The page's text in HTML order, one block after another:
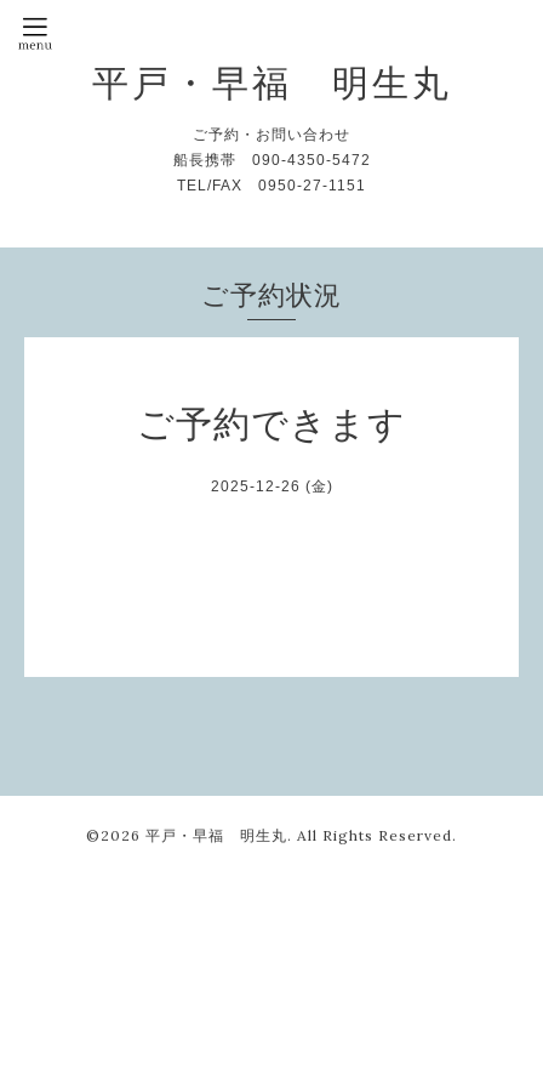
平戸・早福 明生丸
ご予約・お問い合わせ
船長携帯 090-4350-5472
TEL/FAX 0950-27-1151
ご予約状況
ご予約できます
2025-12-26 (金)
©2026 平戸・早福 明生丸. All Rights Reserved.